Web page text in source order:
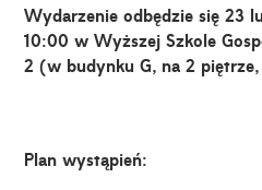
Wydarzenie odbędzie się 23
10:00 w Wyższej Szkole
2 (w budynku G, na 2
Plan wystąpień: